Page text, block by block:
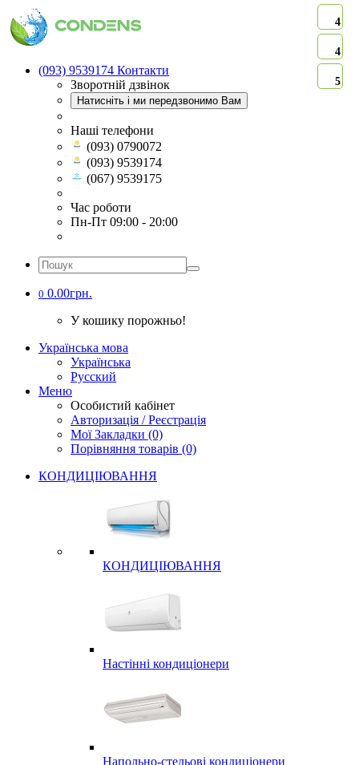
(093) 9539174 Контакти
Зворотній дзвінок
Натисніть і ми передзвонимо Вам
Наші телефони
(093) 0790072
(093) 9539174
(067) 9539175
Час роботи
Пн-Пт 09:00 - 20:00
0 0.00грн.
У кошику порожньо!
Українська мова
Українська
Русский
Меню
Особистий кабінет
Авторизація / Реєстрація
Мої Закладки (0)
Порівняння товарів (0)
КОНДИЦІЮВАННЯ
КОНДИЦІЮВАННЯ
Настінні кондиціонери
Напольно-стельові кондиціонери
4
4
5